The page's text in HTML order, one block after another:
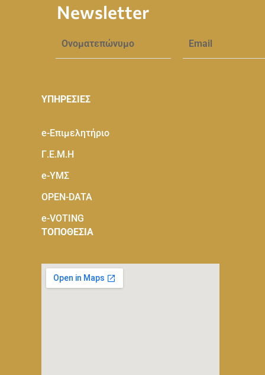
Newsletter
ΥΠΗΡΕΣΙΕΣ
e-Eπιμελητήριο
Γ.Ε.Μ.Η
e-ΥΜΣ
OPEN-DATA
e-VOTING
ΤΟΠΟΘΕΣΙΑ